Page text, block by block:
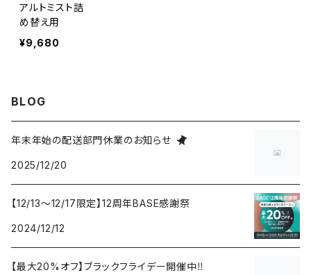
アルトミスト詰
め替え用
¥9,680
BLOG
年末年始の配送部門休業のお知らせ
2025/12/20
【12/13～12/17限定】12周年BASE感謝祭
2024/12/12
【最大20%オフ】ブラックフライデー開催中‼️